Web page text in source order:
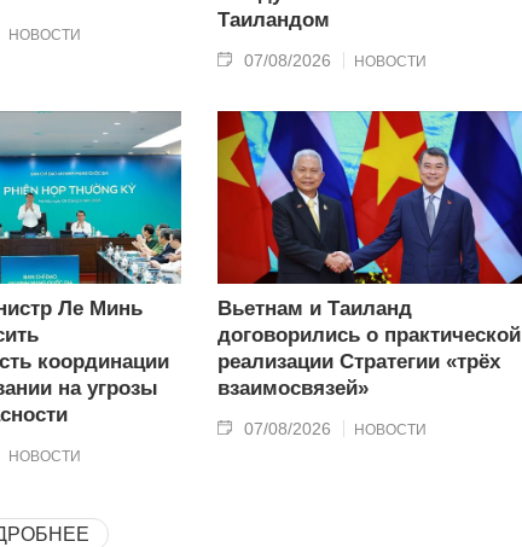
НОВОСТИ
Таиландом
07/08/2026 НОВОСТИ
Ле Минь
координации
на угрозы
НОВОСТИ
Вьетнам и Таиланд
договорились о практической
реализации Стратегии «трёх
взаимосвязей»
07/08/2026 НОВОСТИ